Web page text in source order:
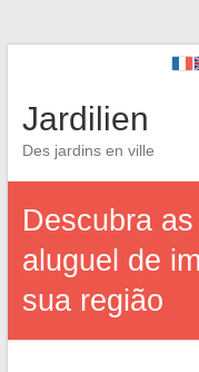
Jardilien
Des jardins en ville
Descubra
aluguel de
sua região